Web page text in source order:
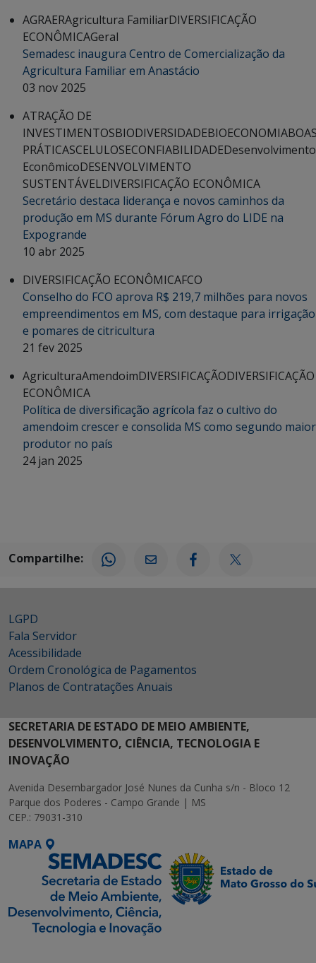
AGRAERAgricultura FamiliarDIVERSIFICAÇÃO
ECONÔMICAGeral
Semadesc inaugura Centro de Comercialização da
Agricultura Familiar em Anastácio
03 nov 2025
ATRAÇÃO DE
INVESTIMENTOSBIODIVERSIDADEBIOECONOMIA
PRÁTICASCELULOSECONFIABILIDADEDesenvolvimento
EconômicoDESENVOLVIMENTO
SUSTENTÁVELDIVERSIFICAÇÃO ECONÔMICA
Secretário destaca liderança e novos caminhos da
produção em MS durante Fórum Agro do LIDE na
Expogrande
10 abr 2025
DIVERSIFICAÇÃO ECONÔMICAFCO
Conselho do FCO aprova R$ 219,7 milhões para novos
empreendimentos em MS, com destaque para irrigação
e pomares de citricultura
21 fev 2025
AgriculturaAmendoimDIVERSIFICAÇÃODIVERSIFICAÇÃO
ECONÔMICA
Política de diversificação agrícola faz o cultivo do
amendoim crescer e consolida MS como segundo maior
produtor no país
24 jan 2025
Compartilhe:
LGPD
Fala Servidor
Acessibilidade
Ordem Cronológica de Pagamentos
Planos de Contratações Anuais
SECRETARIA DE ESTADO DE MEIO AMBIENTE,
DESENVOLVIMENTO, CIÊNCIA, TECNOLOGIA E
INOVAÇÃO
Avenida Desembargador José Nunes da Cunha s/n - Bloco 12
Parque dos Poderes - Campo Grande | MS
CEP.: 79031-310
MAPA